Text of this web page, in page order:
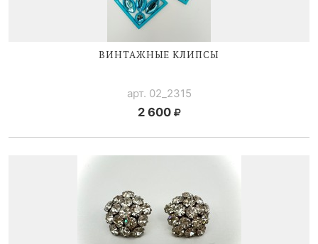
ВИНТАЖНЫЕ КЛИПСЫ
арт. 02_2315
2 600